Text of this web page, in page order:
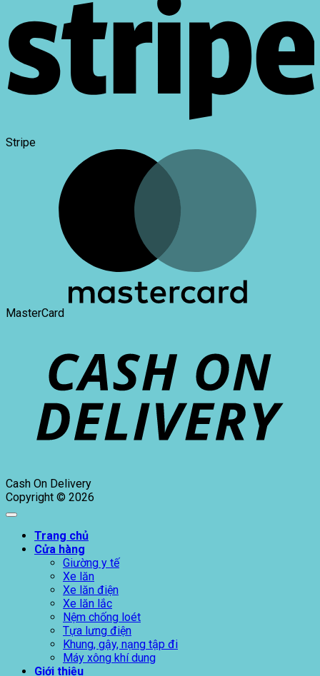
Stripe
MasterCard
Cash On Delivery
Copyright © 2026
Trang chủ
Cửa hàng
Giường y tế
Xe lăn
Xe lăn điện
Xe lăn lắc
Nệm chống loét
Tựa lưng điện
Khung, gậy, nạng tập đi
Máy xông khí dung
Giới thiệu